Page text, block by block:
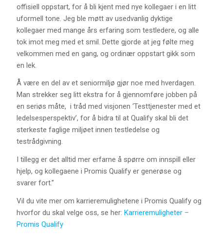
offisiell oppstart, for å bli kjent med nye kollegaer i en litt
uformell tone. Jeg ble møtt av usedvanlig dyktige
kollegaer med mange års erfaring som testledere, og alle
tok imot meg med et smil. Dette gjorde at jeg følte meg
velkommen med en gang, og ordinær oppstart gikk som
en lek.
Å være en del av et seniormiljø gjør noe med hverdagen.
Man strekker seg litt ekstra for å gjennomføre jobben på
en seriøs måte, i tråd med visjonen ‘Testtjenester med et
ledelsesperspektiv’, for å bidra til at Qualify skal bli det
sterkeste faglige miljøet innen testledelse og
testrådgivning.
I tillegg er det alltid mer erfarne å spørre om innspill eller
hjelp, og kollegaene i Promis Qualify er generøse og
svarer fort.”
Vil du vite mer om karrieremulighetene i Promis Qualify og
hvorfor du skal velge oss, se her: Karrieremuligheter –
Promis Qualify